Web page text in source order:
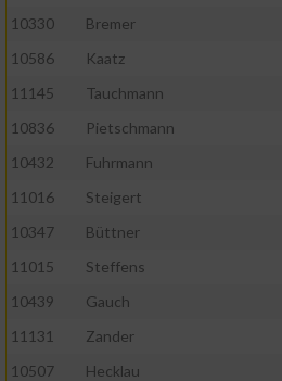
10330
Bremer
10586
Kaatz
11145
Tauchmann
10836
Pietschmann
10432
Fuhrmann
11016
Steigert
10347
Büttner
11015
Steffens
10439
Gauch
11131
Zander
10507
Hecklau